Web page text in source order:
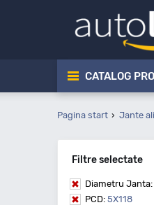
CATALOG
Pagina start Jante
Filtre selectate
Diametru Janta:
PCD: 5X118